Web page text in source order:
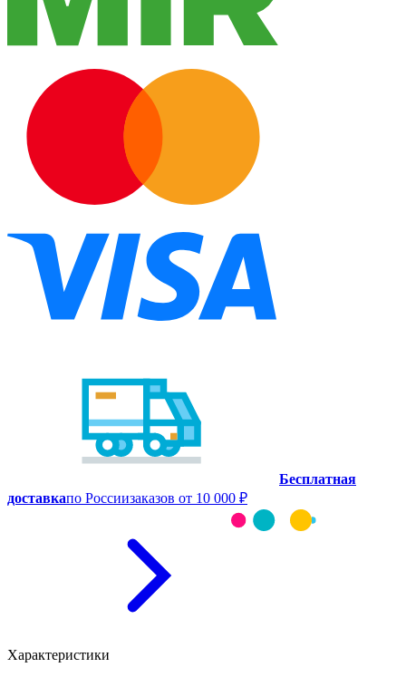
Бесплатная
доставкапо Россиизаказов от 10 000 ₽
Характеристики